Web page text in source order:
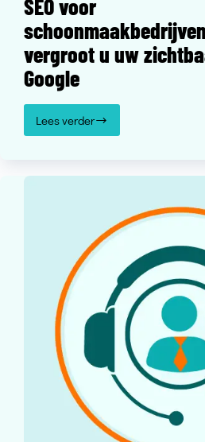
SEO voor
vergroot u uw
Google
Lees verder